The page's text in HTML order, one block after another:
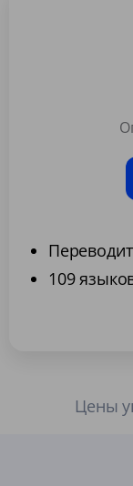
109
Цены